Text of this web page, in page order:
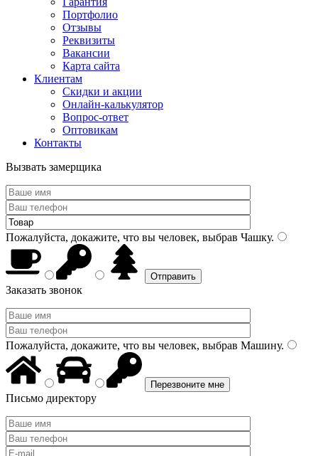
Портфолио
Отзывы
Реквизиты
Вакансии
Карта сайта
Клиентам
Скидки и акции
Онлайн-калькулятор
Вопрос-ответ
Оптовикам
Контакты
Вызвать замерщика
Пожалуйста, докажите, что вы человек, выбрав Чашку.
Заказать звонок
Пожалуйста, докажите, что вы человек, выбрав Машину.
Письмо директору